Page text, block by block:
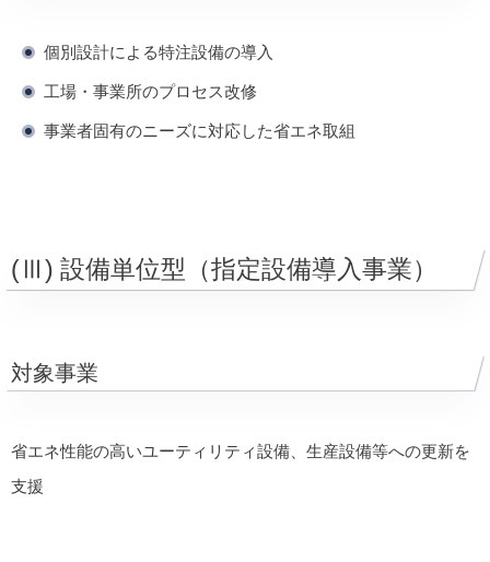
個別設計による特注設備の導入
工場・事業所のプロセス改修
事業者固有のニーズに対応した省エネ取組
(Ⅲ) 設備単位型（指定設備導入事業）
対象事業
省エネ性能の高いユーティリティ設備、生産設備等への更新を
支援